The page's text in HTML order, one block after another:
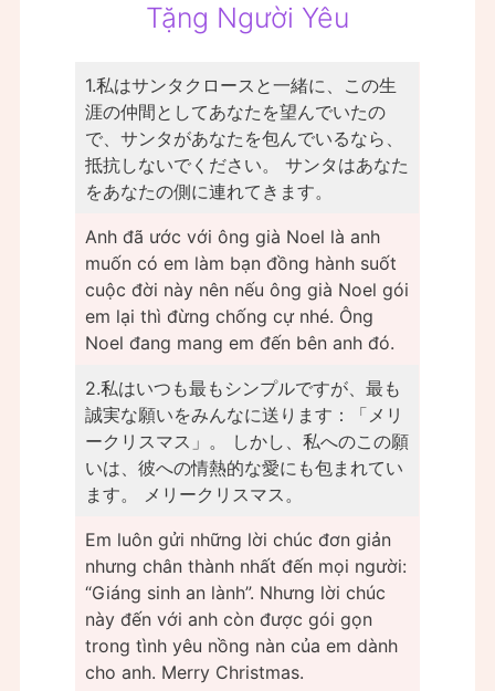
Tặng Người Yêu
1.私はサンタクロースと一緒に、この生
涯の仲間としてあなたを望んでいたの
で、サンタがあなたを包んでいるなら、
抵抗しないでください。 サンタはあなた
をあなたの側に連れてきます。
Anh đã ước với ông già Noel là anh
muốn có em làm bạn đồng hành suốt
cuộc đời này nên nếu ông già Noel gói
em lại thì đừng chống cự nhé. Ông
Noel đang mang em đến bên anh đó.
2.私はいつも最もシンプルですが、最も
誠実な願いをみんなに送ります：「メリ
ークリスマス」。 しかし、私へのこの願
いは、彼への情熱的な愛にも包まれてい
ます。 メリークリスマス。
Em luôn gửi những lời chúc đơn giản
nhưng chân thành nhất đến mọi người:
“Giáng sinh an lành”. Nhưng lời chúc
này đến với anh còn được gói gọn
trong tình yêu nồng nàn của em dành
cho anh. Merry Christmas.